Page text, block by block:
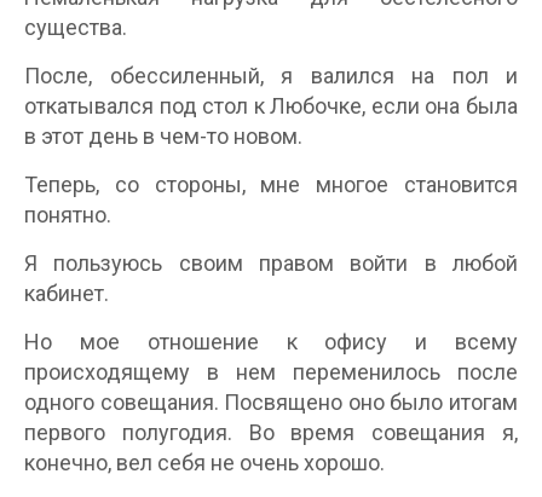
существа.
После, обессиленный, я валился на пол и
откатывался под стол к Любочке, если она была
в этот день в чем-то новом.
Теперь, со стороны, мне многое становится
понятно.
Я пользуюсь своим правом войти в любой
кабинет.
Но мое отношение к офису и всему
происходящему в нем переменилось после
одного совещания. Посвящено оно было итогам
первого полугодия. Во время совещания я,
конечно, вел себя не очень хорошо.